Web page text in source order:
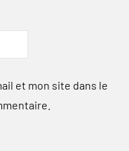
et mon site dans le